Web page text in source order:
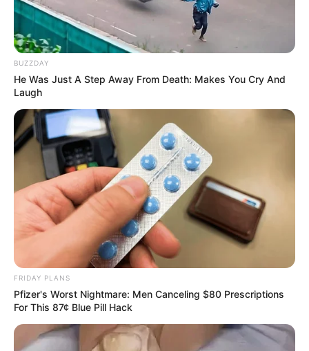
Surgeons: This Simple Method Ends Joint Pain &
Arthritis! Try It!
FORGE BODY
BUZZDAY
He Was Just A Step Away From Death: Makes You Cry And
Laugh
FRIDAY PLANS
Pfizer's Worst Nightmare: Men Canceling $80 Prescriptions
For This 87¢ Blue Pill Hack